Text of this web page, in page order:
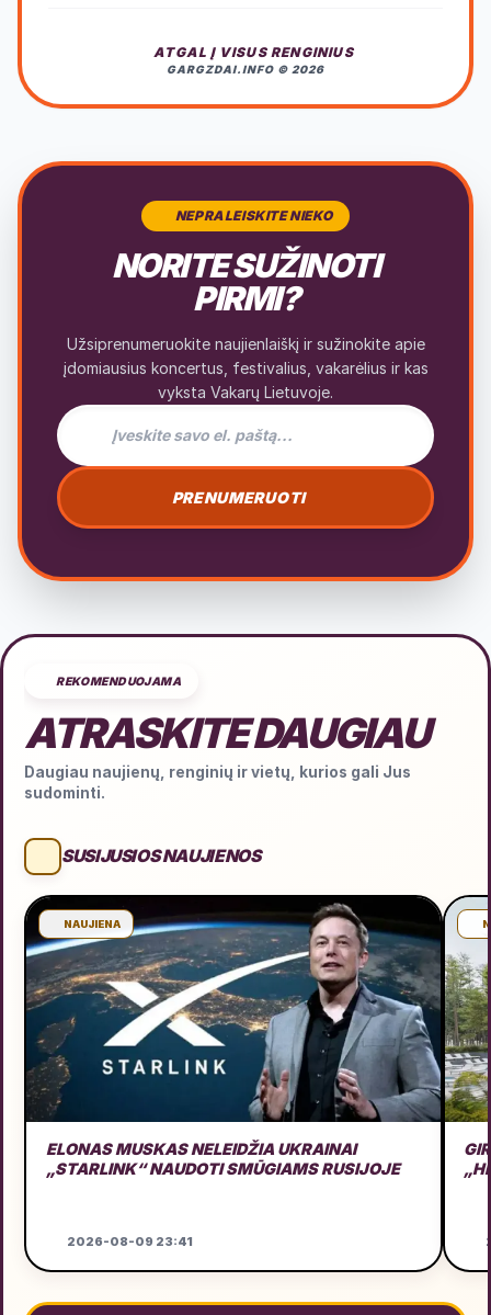
ATGAL Į VISUS RENGINIUS
GARGZDAI.INFO © 2026
NEPRALEISKITE NIEKO
NORITE SUŽINOTI
PIRMI?
Užsiprenumeruokite naujienlaiškį ir sužinokite apie
įdomiausius koncertus, festivalius, vakarėlius ir kas
vyksta Vakarų Lietuvoje.
El. pašto adresas naujienlaiškiui
PRENUMERUOTI
REKOMENDUOJAMA
ATRASKITE DAUGIAU
Daugiau naujienų, renginių ir vietų, kurios gali Jus
sudominti.
SUSIJUSIOS NAUJIENOS
NAUJIENA
ELONAS MUSKAS NELEIDŽIA UKRAINAI
„STARLINK“ NAUDOTI SMŪGIAMS RUSIJOJE
2026-08-09 23:41